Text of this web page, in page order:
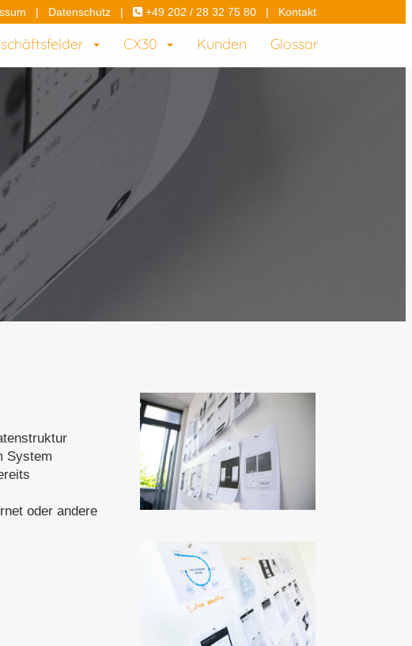
| Datenschutz | +49 202 / 28 32 75 80 | Kontakt
CX30 Kunden Glossar
System
oder andere